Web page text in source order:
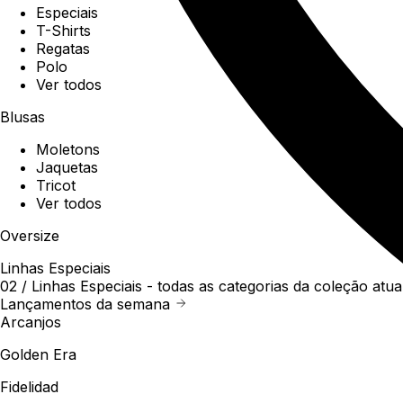
Especiais
T-Shirts
Regatas
Polo
Ver todos
Blusas
Moletons
Jaquetas
Tricot
Ver todos
Oversize
Linhas Especiais
02 / Linhas Especiais - todas as categorias da coleção
Lançamentos da semana
Arcanjos
Golden Era
Fidelidad